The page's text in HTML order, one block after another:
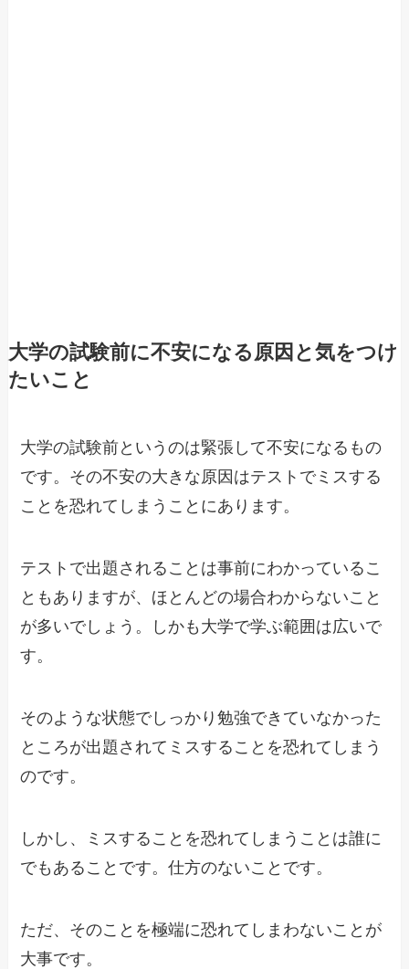
大学の試験前に不安になる原因と気をつけ
たいこと
大学の試験前というのは緊張して不安になるもの
です。その不安の大きな原因はテストでミスする
ことを恐れてしまうことにあります。
テストで出題されることは事前にわかっているこ
ともありますが、ほとんどの場合わからないこと
が多いでしょう。しかも大学で学ぶ範囲は広いで
す。
そのような状態でしっかり勉強できていなかった
ところが出題されてミスすることを恐れてしまう
のです。
しかし、ミスすることを恐れてしまうことは誰に
でもあることです。仕方のないことです。
ただ、そのことを極端に恐れてしまわないことが
大事です。